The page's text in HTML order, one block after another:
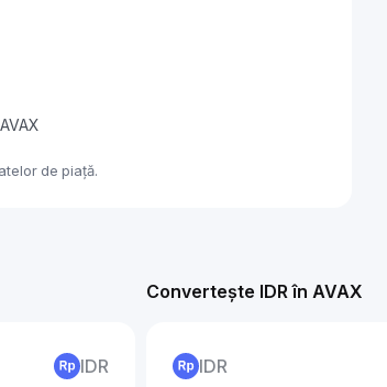
de piață.
IDR
Convertește IDR în AVAX
IDR